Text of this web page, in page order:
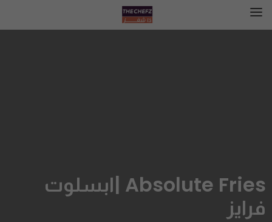
Absolute Fries |ابسلوت
فرايز